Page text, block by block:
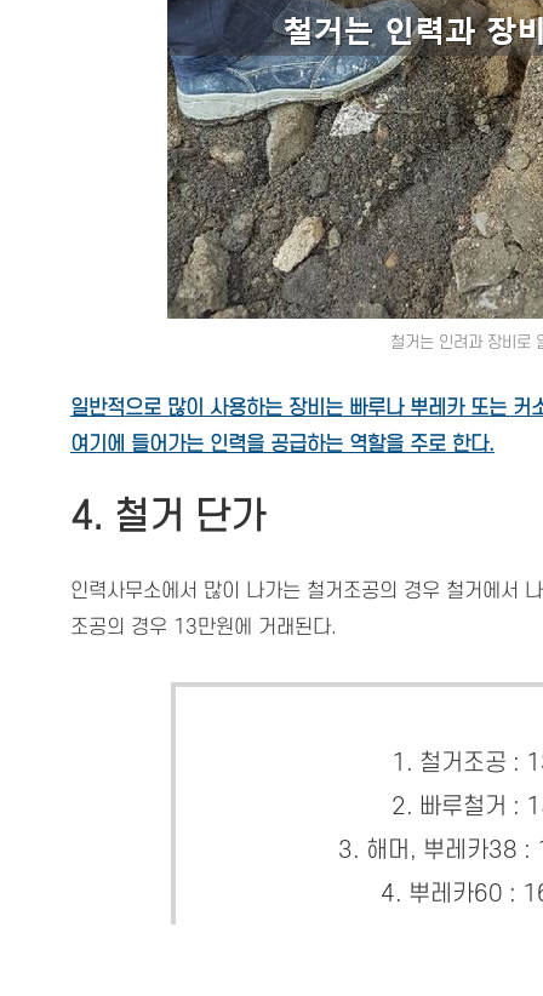
철거는 인려과 장비로
일반적으로 많이 사용하는 장비는 빠루나 뿌레카 또는 커
여기에 들어가는 인력을 공급하는 역할을 주로 한다.
4. 철거 단가
인력사무소에서 많이 나가는 철거조공의 경우 철거에서
조공의 경우 13만원에 거래된다.
1. 철거조공 :
2. 빠루철거 :
3. 해머, 뿌레카38 :
4. 뿌레카60 :